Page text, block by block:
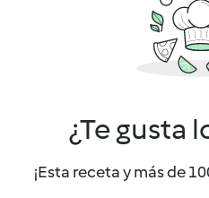
¿Te gusta
¡Esta receta y más de